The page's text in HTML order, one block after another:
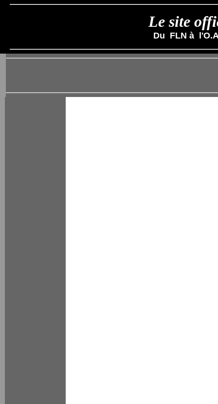
Le site
Du FLN à